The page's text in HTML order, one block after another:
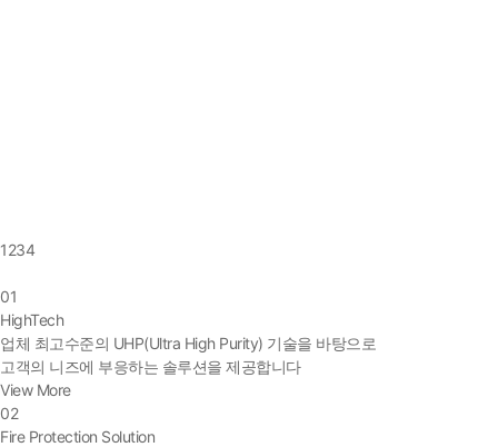
1234
01
HighTech
업체 최고수준의 UHP(Ultra High Purity) 기술을 바탕으로
고객의 니즈에 부응하는 솔루션을 제공합니다
View More
02
Fire Protection Solution